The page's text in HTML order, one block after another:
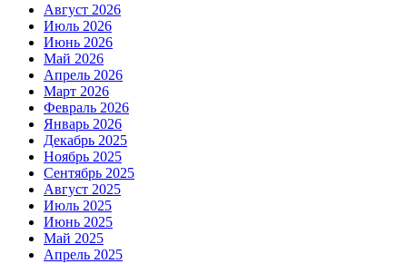
Август 2026
Июль 2026
Июнь 2026
Май 2026
Апрель 2026
Март 2026
Февраль 2026
Январь 2026
Декабрь 2025
Ноябрь 2025
Сентябрь 2025
Август 2025
Июль 2025
Июнь 2025
Май 2025
Апрель 2025